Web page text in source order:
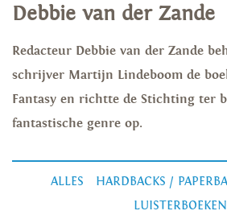
Debbie van der Zande
Redacteur Debbie van der Zande
schrijver Martijn Lindeboom de
Fantasy en richtte de Stichting ter
fantastische genre op.
ALLES HARDBACKS /
LUISTERBOEKEN